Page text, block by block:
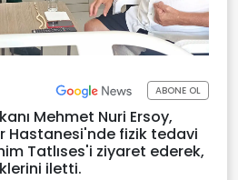
ABONE OL
Mehmet Nuri Ersoy,
Hastanesi'nde fizik tedavi
Tatlıses'i ziyaret ederek,
iletti.